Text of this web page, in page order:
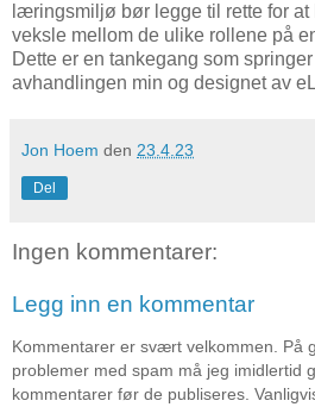
læringsmiljø bør legge til rette for
veksle mellom de ulike rollene på
Dette er en tankegang som
avhandlingen min og designet av
Jon Hoem den 23.4.23
Del
Ingen kommentarer:
Legg inn en kommentar
Kommentarer er svært velkommen. På
problemer med spam må jeg imidlertid
kommentarer før de publiseres.